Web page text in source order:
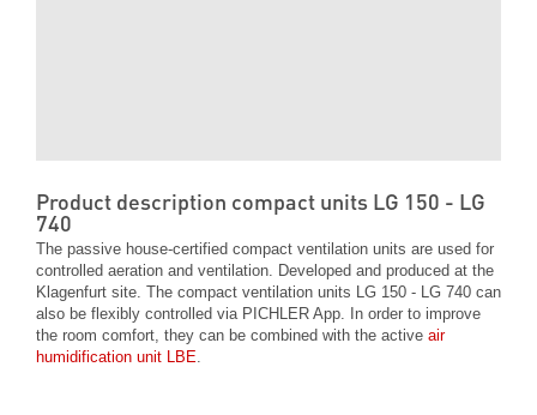
Product description compact units LG 150 - LG
740
The passive house-certified compact ventilation units are used for
controlled aeration and ventilation. Developed and produced at the
Klagenfurt site. The compact ventilation units LG 150 - LG 740 can
also be flexibly controlled via PICHLER App. In order to improve
the room comfort, they can be combined with the active air
humidification unit LBE.